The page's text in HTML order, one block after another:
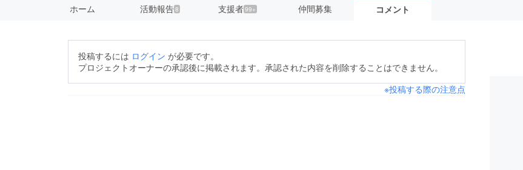
ホーム 活動報告8 支援者99+ 仲間募集 コメント
投稿するには ログイン が必要です。
プロジェクトオーナーの承認後に掲載されます。承認された内容を削除することはできません。
※投稿する際の注意点